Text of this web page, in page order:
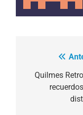
de
entradas
Quilmes